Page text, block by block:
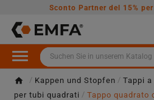
Sconto Partner del 15%
Kappen und Stopfen Tappi
per tubi quadrati
Tappo quadrato